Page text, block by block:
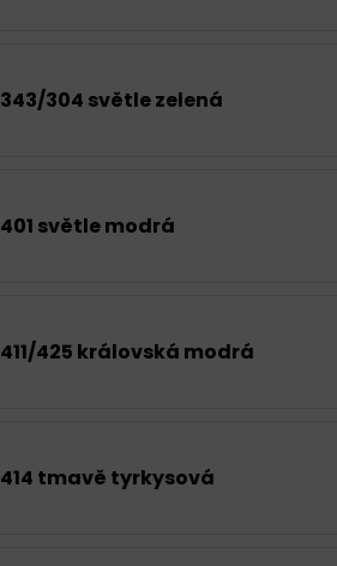
343/304 světle zelená
401 světle modrá
411/425 královská modrá
414 tmavě tyrkysová